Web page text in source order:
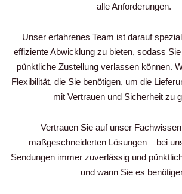
alle Anforderungen.
Unser erfahrenes Team ist darauf
effiziente Abwicklung zu bieten, sodass
pünktliche Zustellung verlassen können.
Flexibilität, die Sie benötigen, um die
mit Vertrauen und Sicherheit zu
Vertrauen Sie auf unser
maßgeschneiderten Lösungen – bei
Sendungen immer zuverlässig und
und wann Sie es